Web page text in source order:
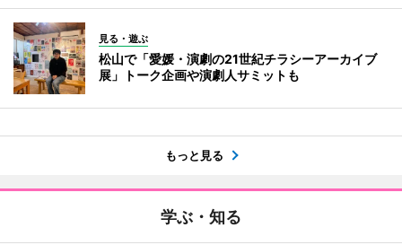
見る・遊ぶ
松山で「愛媛・演劇の21世紀チラシーアーカイブ
展」トーク企画や演劇人サミットも
もっと見る
学ぶ・知る